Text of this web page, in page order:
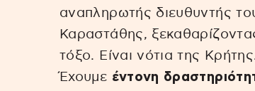
αναπληρωτής διευθυντής
Καραστάθης,
τόξο. Είναι νότια της
Έχουμε έντονη